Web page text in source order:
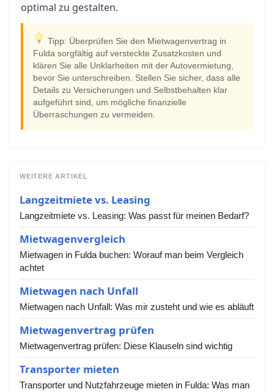
optimal zu gestalten.
Tipp: Überprüfen Sie den Mietwagenvertrag in
Fulda sorgfältig auf versteckte Zusatzkosten und
klären Sie alle Unklarheiten mit der Autovermietung,
bevor Sie unterschreiben. Stellen Sie sicher, dass alle
Details zu Versicherungen und Selbstbehalten klar
aufgeführt sind, um mögliche finanzielle
Überraschungen zu vermeiden.
WEITERE ARTIKEL
Langzeitmiete vs. Leasing
Langzeitmiete vs. Leasing: Was passt für meinen Bedarf?
Mietwagenvergleich
Mietwagen in Fulda buchen: Worauf man beim Vergleich
achtet
Mietwagen nach Unfall
Mietwagen nach Unfall: Was mir zusteht und wie es abläuft
Mietwagenvertrag prüfen
Mietwagenvertrag prüfen: Diese Klauseln sind wichtig
Transporter mieten
Transporter und Nutzfahrzeuge mieten in Fulda: Was man